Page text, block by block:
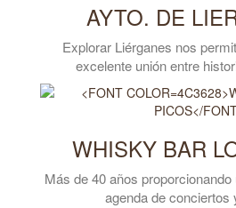
AYTO. DE
Explorar Liérganes nos
excelente unión entre
WHISKY BAR
Más de 40 años
agenda de conciertos